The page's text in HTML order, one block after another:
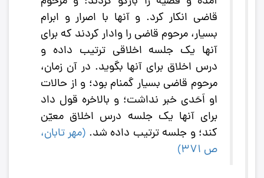
قاضى انکار کرد. و آنها با اصرار و ابرام
بسيار، مرحوم قاضى را وادار کردند که براى
آنها يک جلسه اخلاقى ترتيب داده و
درس اخلاق براى آنها بگويد. در آن زمان،
مرحوم قاضى بسيار گمنام بود؛ و از حالات
او اَحَدى خبر نداشت؛ و بالاخره قول داد
براى آنها يک جلسه درس اخلاق معيّن
کند؛ و جلسه ترتيب داده شد. (مهر تابان،
ص 371
)